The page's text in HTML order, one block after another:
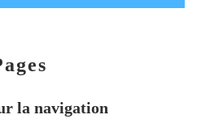
la navigation